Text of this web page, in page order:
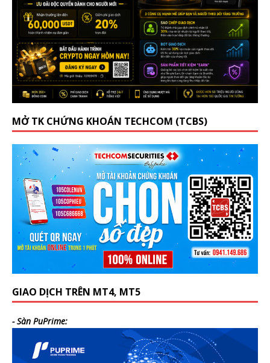
MỞ TK CHỨNG KHOÁN TECHCOM (TCBS)
GIAO DỊCH TRÊN MT4, MT5
- Sàn PuPrime: